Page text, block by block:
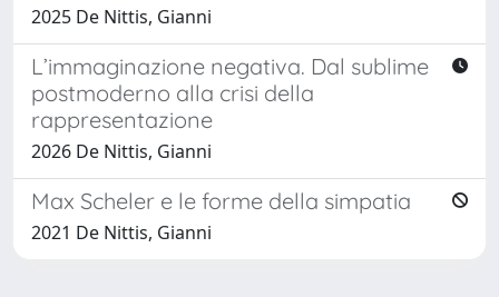
2025 De Nittis, Gianni
L’immaginazione negativa. Dal sublime
postmoderno alla crisi della
rappresentazione
2026 De Nittis, Gianni
Max Scheler e le forme della simpatia
2021 De Nittis, Gianni